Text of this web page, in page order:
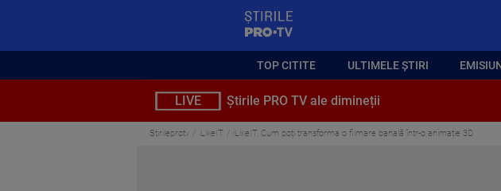
TOP CITITE ULTIMELE ȘTIRI
LIVE Știrile PRO TV ale dimineții
Stirileprotv iLikeIT iLikeIT. Cum poți transforma o filmare banală într-o animație 3D